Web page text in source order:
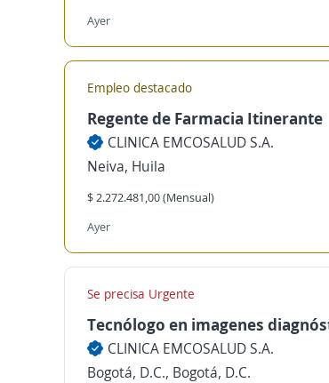
Ayer
Empleo destacado
Regente de Farmacia Itinerante
CLINICA EMCOSALUD S.A.
Neiva, Huila
$ 2.272.481,00 (Mensual)
Ayer
Se precisa Urgente
Tecnólogo en imagenes
CLINICA EMCOSALUD S.A.
Bogotá, D.C., Bogotá, D.C.